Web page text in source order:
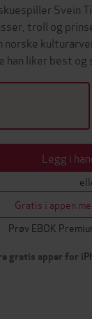
Svein
troll og
norske
liker best og
Legg i
Gratis i appen
Prøv EBOK
gratis apper for